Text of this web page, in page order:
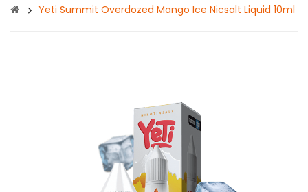
Yeti Summit Overdozed Mango Ice Nicsalt Liquid 10ml